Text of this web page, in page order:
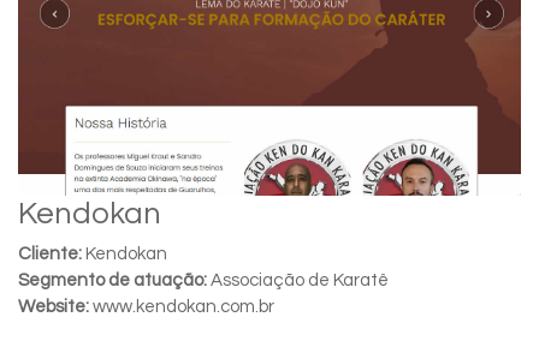
Kendokan
Cliente: Kendokan
Segmento de atuação: Associação de Karatê
Website: www.kendokan.com.br